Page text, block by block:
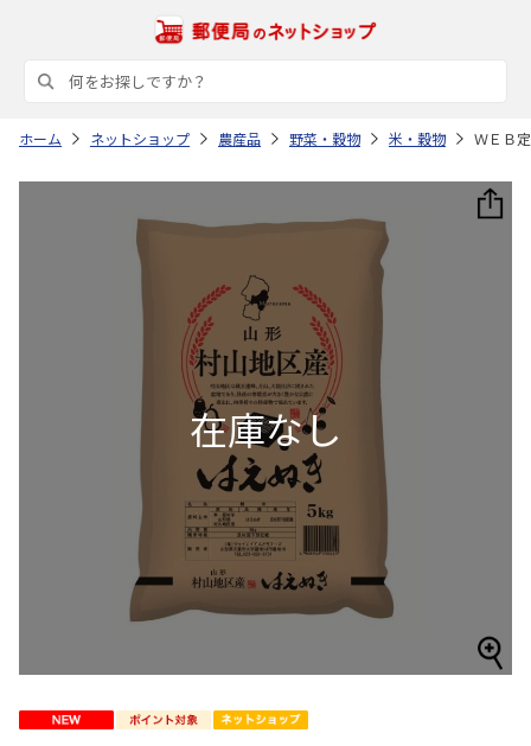
ホーム ネットショップ 農産品 野菜・穀物 米・穀物 ＷＥＢ